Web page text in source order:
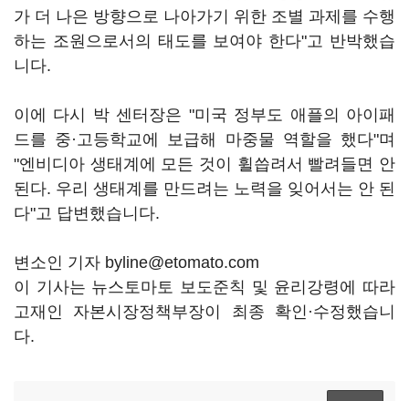
가 더 나은 방향으로 나아가기 위한 조별 과제를 수행
하는 조원으로서의 태도를 보여야 한다"고 반박했습
니다.
이에 다시 박 센터장은 "미국 정부도 애플의 아이패
드를 중·고등학교에 보급해 마중물 역할을 했다"며
"엔비디아 생태계에 모든 것이 휠씁려서 빨려들면 안
된다. 우리 생태계를 만드려는 노력을 잊어서는 안 된
다"고 답변했습니다.
변소인 기자 byline@etomato.com
이 기사는 뉴스토마토 보도준칙 및 윤리강령에 따라
고재인 자본시장정책부장이 최종 확인·수정했습니
다.